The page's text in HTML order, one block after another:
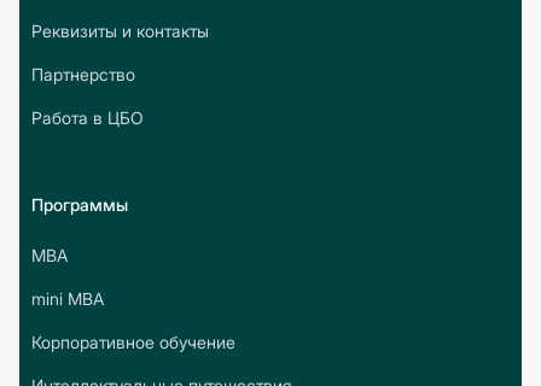
Реквизиты и контакты
Партнерство
Работа в ЦБО
Программы
МВА
mini МВА
Корпоративное обучение